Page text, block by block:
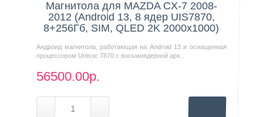
Магнитола для MAZDA CX-7 2008-
2012 (Android 13, 8 ядер UIS7870,
8+256Гб, SIM, QLED 2K 2000x1000)
Андроид магнитола, работающая на Android 13 и оснащенная
процессором Unisoc 7870 с восьмиядерной арх..
56500.00р.